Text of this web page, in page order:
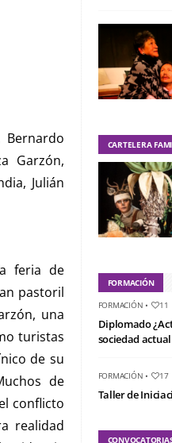
Bernardo
Garzón,
Julián
feria de
pastoril
una
turistas
de su
de
conflicto
realidad
CARTELERA
FORMACIÓN
FORMACIÓN • 11
Diplomado
sociedad
FORMACIÓN • 17
Taller de